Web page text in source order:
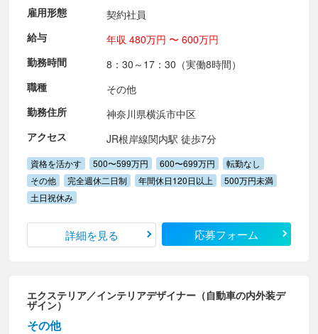
雇用形態
契約社員
給与
年収 480万円 〜 600万円
勤務時間
8：30～17：30（実働8時間）
職種
その他
勤務住所
神奈川県横浜市中区
アクセス
JR根岸線関内駅 徒歩7分
資格を活かす 500〜599万円 600〜699万円
転勤なし
その他
完全週休二日制 年間休日120日以上
500万円未満
土日祝休み
詳細を見る 応募フォーム
エクステリア／インテリアデザイナー（自動車の内外装デ
ザイン）
その他